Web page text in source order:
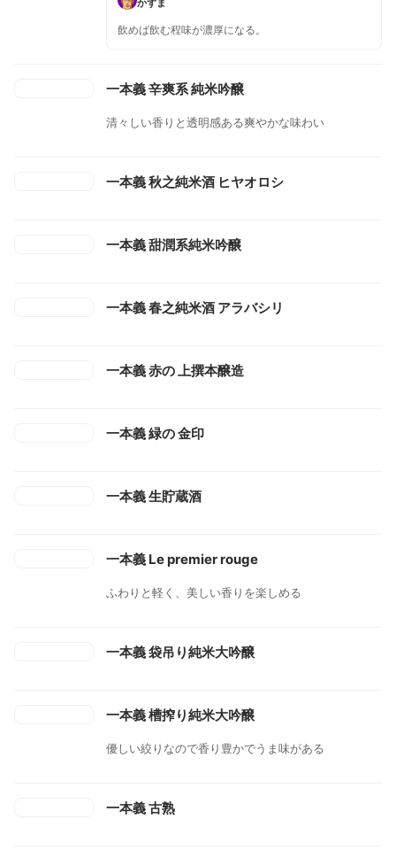
飲めば飲む程味が濃厚になる。
一本義 辛爽系 純米吟醸
清々しい香りと透明感ある爽やかな味わい
一本義 秋之純米酒 ヒヤオロシ
一本義 甜潤系純米吟醸
一本義 春之純米酒 アラバシリ
一本義 赤の 上撰本醸造
一本義 緑の 金印
一本義 生貯蔵酒
一本義 Le premier rouge
ふわりと軽く、美しい香りを楽しめる
一本義 袋吊り純米大吟醸
一本義 槽搾り純米大吟醸
優しい絞りなので香り豊かでうま味がある
一本義 古熟